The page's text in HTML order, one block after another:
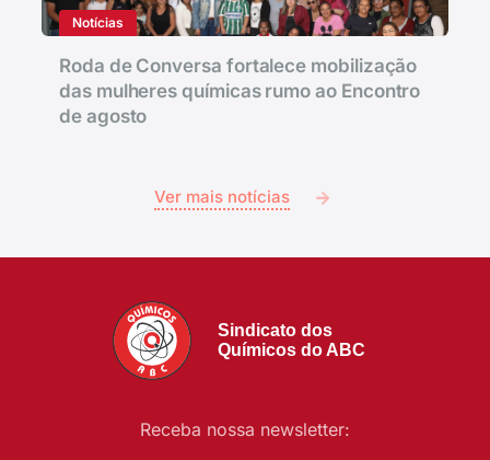
Notícias
Roda de Conversa fortalece mobilização
das mulheres químicas rumo ao Encontro
de agosto
Ver mais notícias
Sindicato dos
Químicos do ABC
Receba nossa newsletter: